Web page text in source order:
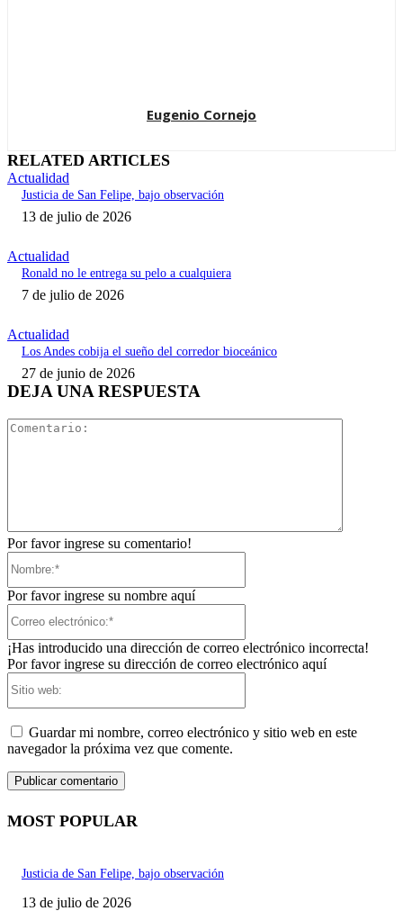
Eugenio Cornejo
RELATED ARTICLES
Actualidad
Justicia de San Felipe, bajo observación
13 de julio de 2026
Actualidad
Ronald no le entrega su pelo a cualquiera
7 de julio de 2026
Actualidad
Los Andes cobija el sueño del corredor bioceánico
27 de junio de 2026
DEJA UNA RESPUESTA
Por favor ingrese su comentario!
Por favor ingrese su nombre aquí
¡Has introducido una dirección de correo electrónico incorrecta!
Por favor ingrese su dirección de correo electrónico aquí
Guardar mi nombre, correo electrónico y sitio web en este
navegador la próxima vez que comente.
MOST POPULAR
Justicia de San Felipe, bajo observación
13 de julio de 2026